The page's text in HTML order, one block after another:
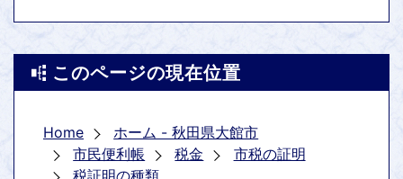
このページの現在位置
Home
ホーム - 秋田県大館市
市民便利帳
税金
市税の証明